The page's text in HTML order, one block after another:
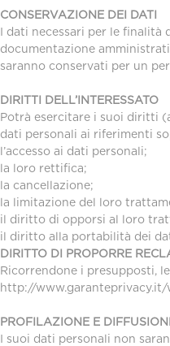
CONSERVAZIONE DEI DATI
I dati necessari per le finalità
documentazione
saranno conservati per un
DIRITTI DELL’INTERESSATO
Potrà esercitare i suoi diritti
dati personali ai riferimenti
l’accesso ai dati personali;
la loro rettifica;
la cancellazione;
la limitazione del loro
il diritto di opporsi al loro
il diritto alla portabilità dei
DIRITTO DI PROPORRE
Ricorrendone i presupposti,
http://
PROFILAZIONE E
I suoi dati personali non